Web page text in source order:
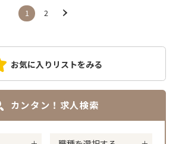
1 2
お気に入りリストをみる
カンタン！求人検索